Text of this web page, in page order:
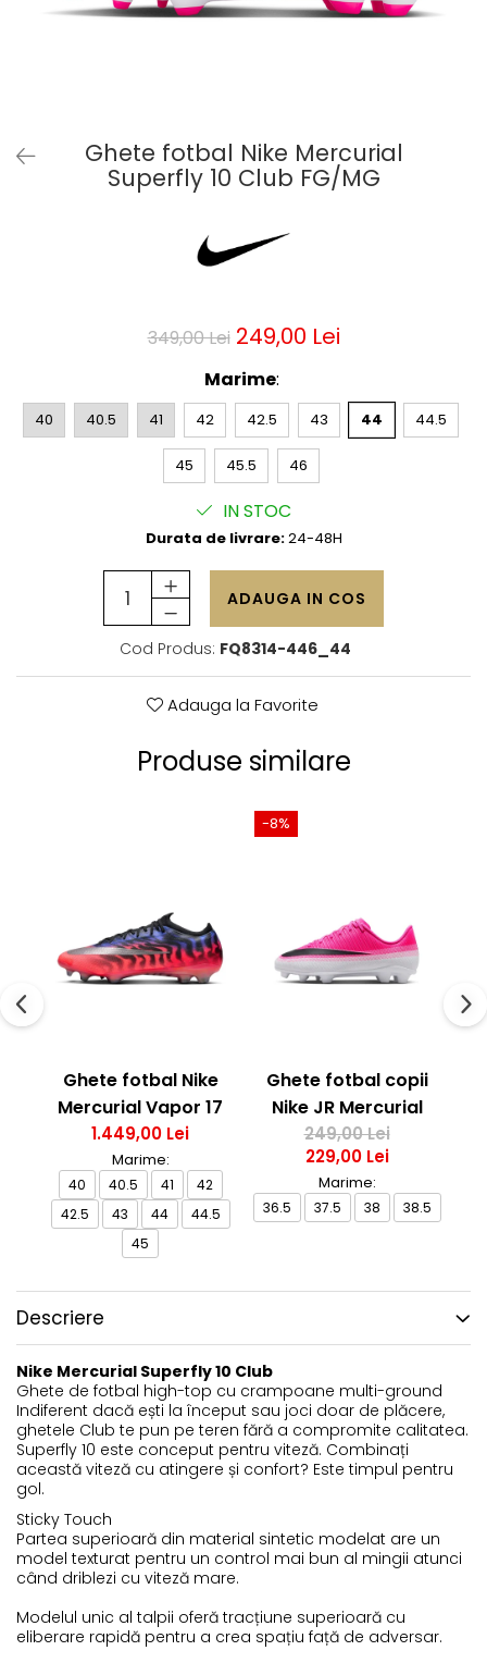
Bluze fotbal copii
Sorturi fotbal femei
Pantaloni lungi fotbal femei
Ghete fotbal Nike Mercurial
Superfly 10 Club FG/MG
349,00 Lei 249,00 Lei
Marime:
40 40.5 41 42 42.5 43 44 44.5
45 45.5 46
IN STOC
Durata de livrare:24-48H
ADAUGA IN COS
Cod Produs: FQ8314-446_44
Adauga la Favorite
Produse similare
Ghete fotbal Nike
Mercurial Vapor 17
Elite FG T Se
1.449,00 Lei
Marime:
40 40.5 41
42
42.5
43 44
44.5
45
-8%
Ghete fotbal copii
Nike JR Mercurial
Vapor 17 Club FG/MG
249,00 Lei
229,00 Lei
Marime:
36.5 37.5 38 38.5
Descriere
Nike Mercurial Superfly 10 Club
Ghete de fotbal high-top cu crampoane multi-ground
Indiferent dacă ești la început sau joci doar de plăcere,
ghetele Club te pun pe teren fără a compromite calitatea.
Superfly 10 este conceput pentru viteză. Combinați
această viteză cu atingere și confort? Este timpul pentru
gol.
Sticky Touch
Partea superioară din material sintetic modelat are un
model texturat pentru un control mai bun al mingii atunci
când driblezi cu viteză mare.
Modelul unic al talpii oferă tracțiune superioară cu
eliberare rapidă pentru a crea spațiu față de adversar.